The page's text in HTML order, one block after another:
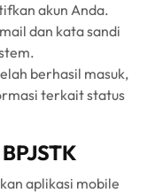
akun Anda.
dan kata sandi
berhasil masuk,
terkait status
aplikasi mobile